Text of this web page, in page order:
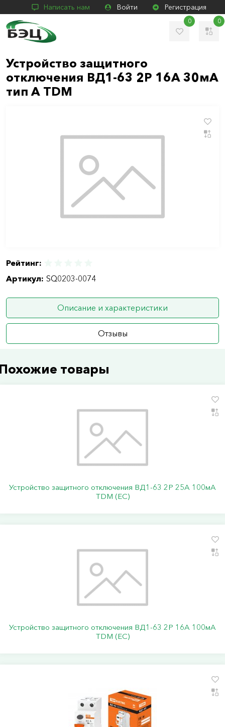
Написать нам Войти Регистрация
0 0
Устройство защитного
отключения ВД1-63 2Р 16А 30мА
тип А TDM
Рейтинг:
Артикул: SQ0203-0074
Описание и характеристики
Отзывы
товары
Устройство защитного отключения ВД1-63 2Р 25А 100мА
TDM (ЕС)
Устройство защитного отключения ВД1-63 2Р 16А 100мА
TDM (ЕС)